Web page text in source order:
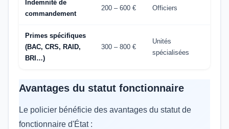
Indemnité de
commandement
200 – 600 € Officiers
Primes spécifiques
(BAC, CRS, RAID,
BRI…)
300 – 800 €
Unités
spécialisées
Avantages du statut fonctionnaire
Le policier bénéficie des avantages du statut de
fonctionnaire d'État :